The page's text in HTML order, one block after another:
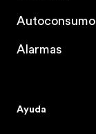
Autoconsumo
Alarmas
Ayuda